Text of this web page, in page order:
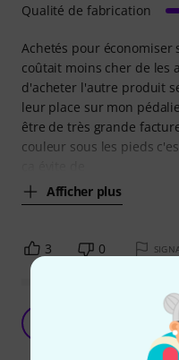
Achetés pour économiser
coûtait moins cher de les
d'acheter l'autre produit
leur place sur mon
être de très grande
couleur sous les pieds
Afficher plus
Qualité de fabrication
3 0
Bien mais